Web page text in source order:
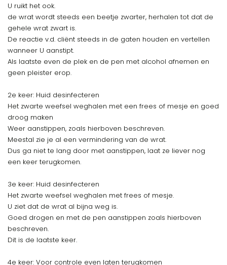
U ruikt het ook.
de wrat wordt steeds een beetje zwarter, herhalen tot dat de
gehele wrat zwart is.
De reactie v.d. cliënt steeds in de gaten houden en vertellen
wanneer U aanstipt.
Als laatste even de plek en de pen met alcohol afnemen en
geen pleister erop.
2e keer: Huid desinfecteren
Het zwarte weefsel weghalen met een frees of mesje en goed
droog maken
Weer aanstippen, zoals hierboven beschreven.
Meestal zie je al een vermindering van de wrat.
Dus ga niet te lang door met aanstippen, laat ze liever nog
een keer terugkomen.
3e keer: Huid desinfecteren
Het zwarte weefsel weghalen met frees of mesje.
U ziet dat de wrat al bijna weg is.
Goed drogen en met de pen aanstippen zoals hierboven
beschreven.
Dit is de laatste keer.
4e keer: Voor controle even laten terugkomen